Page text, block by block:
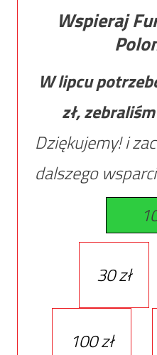
Wspieraj
W lipcu
zł,
Dziękujemy! i
dalszego
30 zł
100 zł